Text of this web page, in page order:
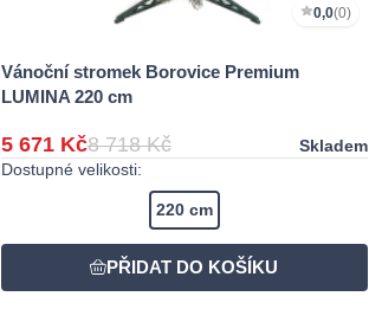
0,0(0)
Vánoční stromek Borovice Premium
LUMINA 220 cm
5 671 Kč8 718 Kč
Skladem
Dostupné velikosti:
220 cm